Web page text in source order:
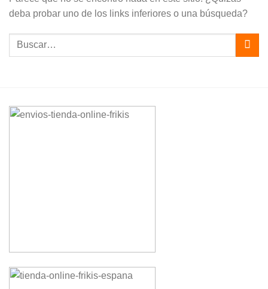
deba probar uno de los links inferiores o una búsqueda?